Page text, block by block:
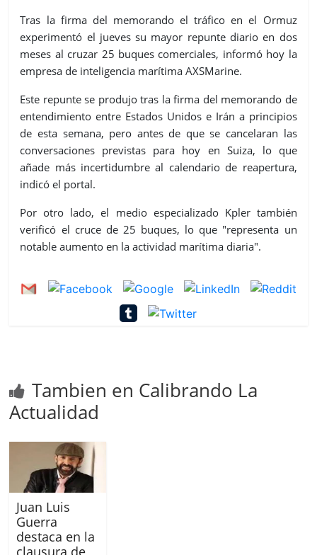
Tras la firma del memorando el tráfico en el Ormuz
experimentó el jueves su mayor repunte diario en dos
meses al cruzar 25 buques comerciales, informó hoy la
empresa de inteligencia marítima AXSMarine.
Este repunte se produjo tras la firma del memorando de
entendimiento entre Estados Unidos e Irán a principios
de esta semana, pero antes de que se cancelaran las
conversaciones previstas para hoy en Suiza, lo que
añade más incertidumbre al calendario de reapertura,
indicó el portal.
Por otro lado, el medio especializado Kpler también
verificó el cruce de 25 buques, lo que "representa un
notable aumento en la actividad marítima diaria".
Tambien en Calibrando La
Actualidad
Juan Luis
Guerra
destaca en la
clausura de